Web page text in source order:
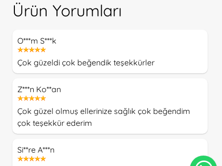
Ürün Yorumları
O***m S***k
Çok güzeldi çok beğendik teşekkürler
Z***n Ko**an
Çok güzel olmuş ellerinize sağlık çok beğendim
çok teşekkür ederim
Si**re A***n